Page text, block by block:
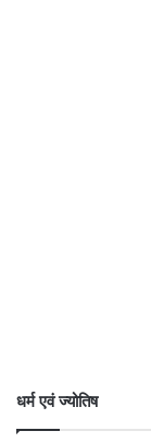
धर्म एवं ज्योतिष